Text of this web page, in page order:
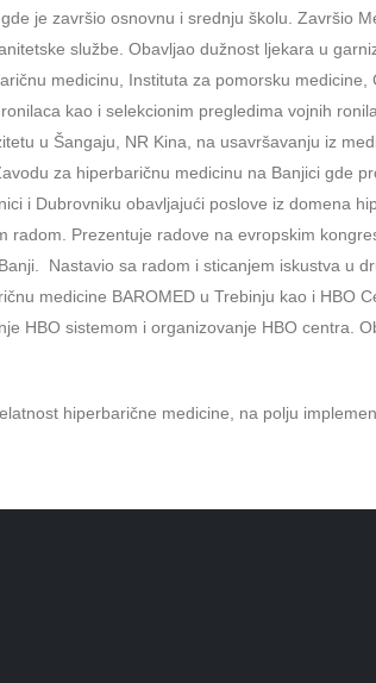
je završio osnovnu i srednju školu. Završio
službe. Obavljao dužnost ljekara u
medicinu, Instituta za pomorsku
kao i selekcionim pregledima vojnih
u Šangaju, NR Kina, na usavršavanju iz
za hiperbaričnu medicinu na Banjici gde
i Dubrovniku obavljajući poslove iz domena
radom. Prezentuje radove na evropskim
Nastavio sa radom i sticanjem iskustva u
medicine BAROMED u Trebinju kao i HBO
HBO sistemom i organizovanje HBO centra.
hiperbarične medicine, na polju